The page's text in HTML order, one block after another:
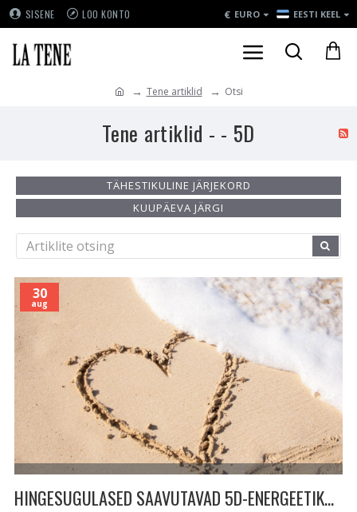
SISENE LOO KONTO € EURO EESTI KEEL
Tene artiklid Otsi
Tene artiklid - - 5D
TÄHESTIKULINE JÄRJEKORD
KUUPÄEVA JÄRGI
30
aug
HINGESUGULASED SAAVUTAVAD 5D-ENERGEETIKAST 7D-ENERGEETIKASSE ÜLEMINEKUL KAKSIKLEEGI SIDEME